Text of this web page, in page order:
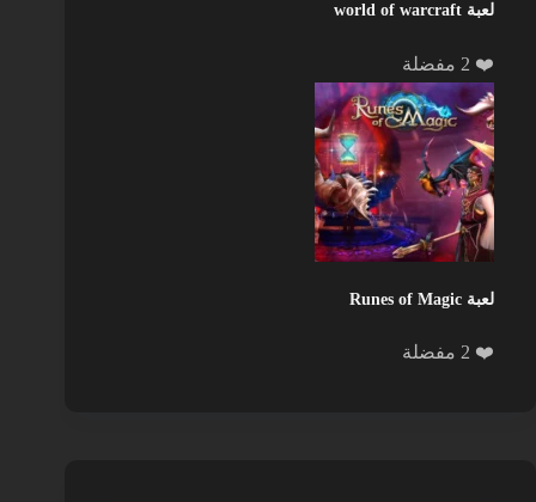
لعبة world of warcraft
❤️ 2 مفضلة
لعبة Runes of Magic
❤️ 2 مفضلة